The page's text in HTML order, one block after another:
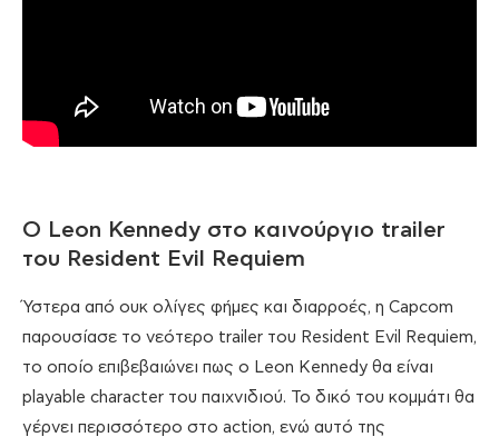
Ο Leon Kennedy στο καινούργιο trailer
του Resident Evil Requiem
Ύστερα από ουκ ολίγες φήμες και διαρροές, η Capcom
παρουσίασε το νεότερο trailer του Resident Evil Requiem,
το οποίο επιβεβαιώνει πως ο Leon Kennedy θα είναι
playable character του παιχνιδιού. Το δικό του κομμάτι θα
γέρνει περισσότερο στο action, ενώ αυτό της